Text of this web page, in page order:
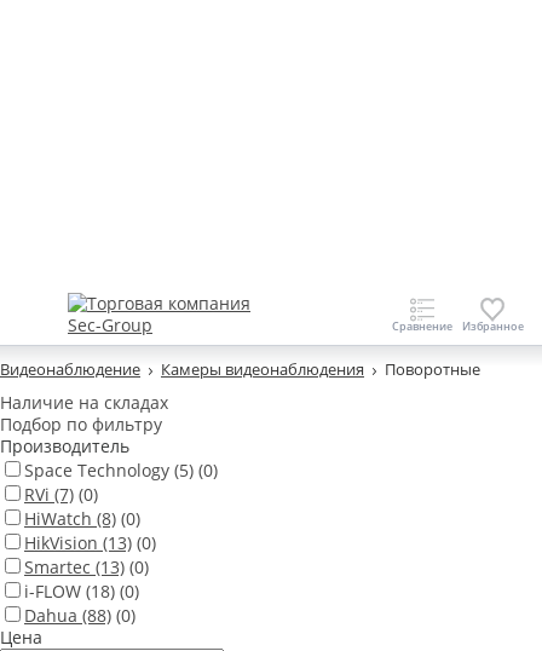
Видеонаблюдение Камеры видеонаблюдения Поворотные
Наличие на складах
Подбор по фильтру
Производитель
Space Technology (5) (0)
RVi (7) (0)
HiWatch (8) (0)
HikVision (13) (0)
Smartec (13) (0)
i-FLOW (18) (0)
Dahua (88) (0)
Цена